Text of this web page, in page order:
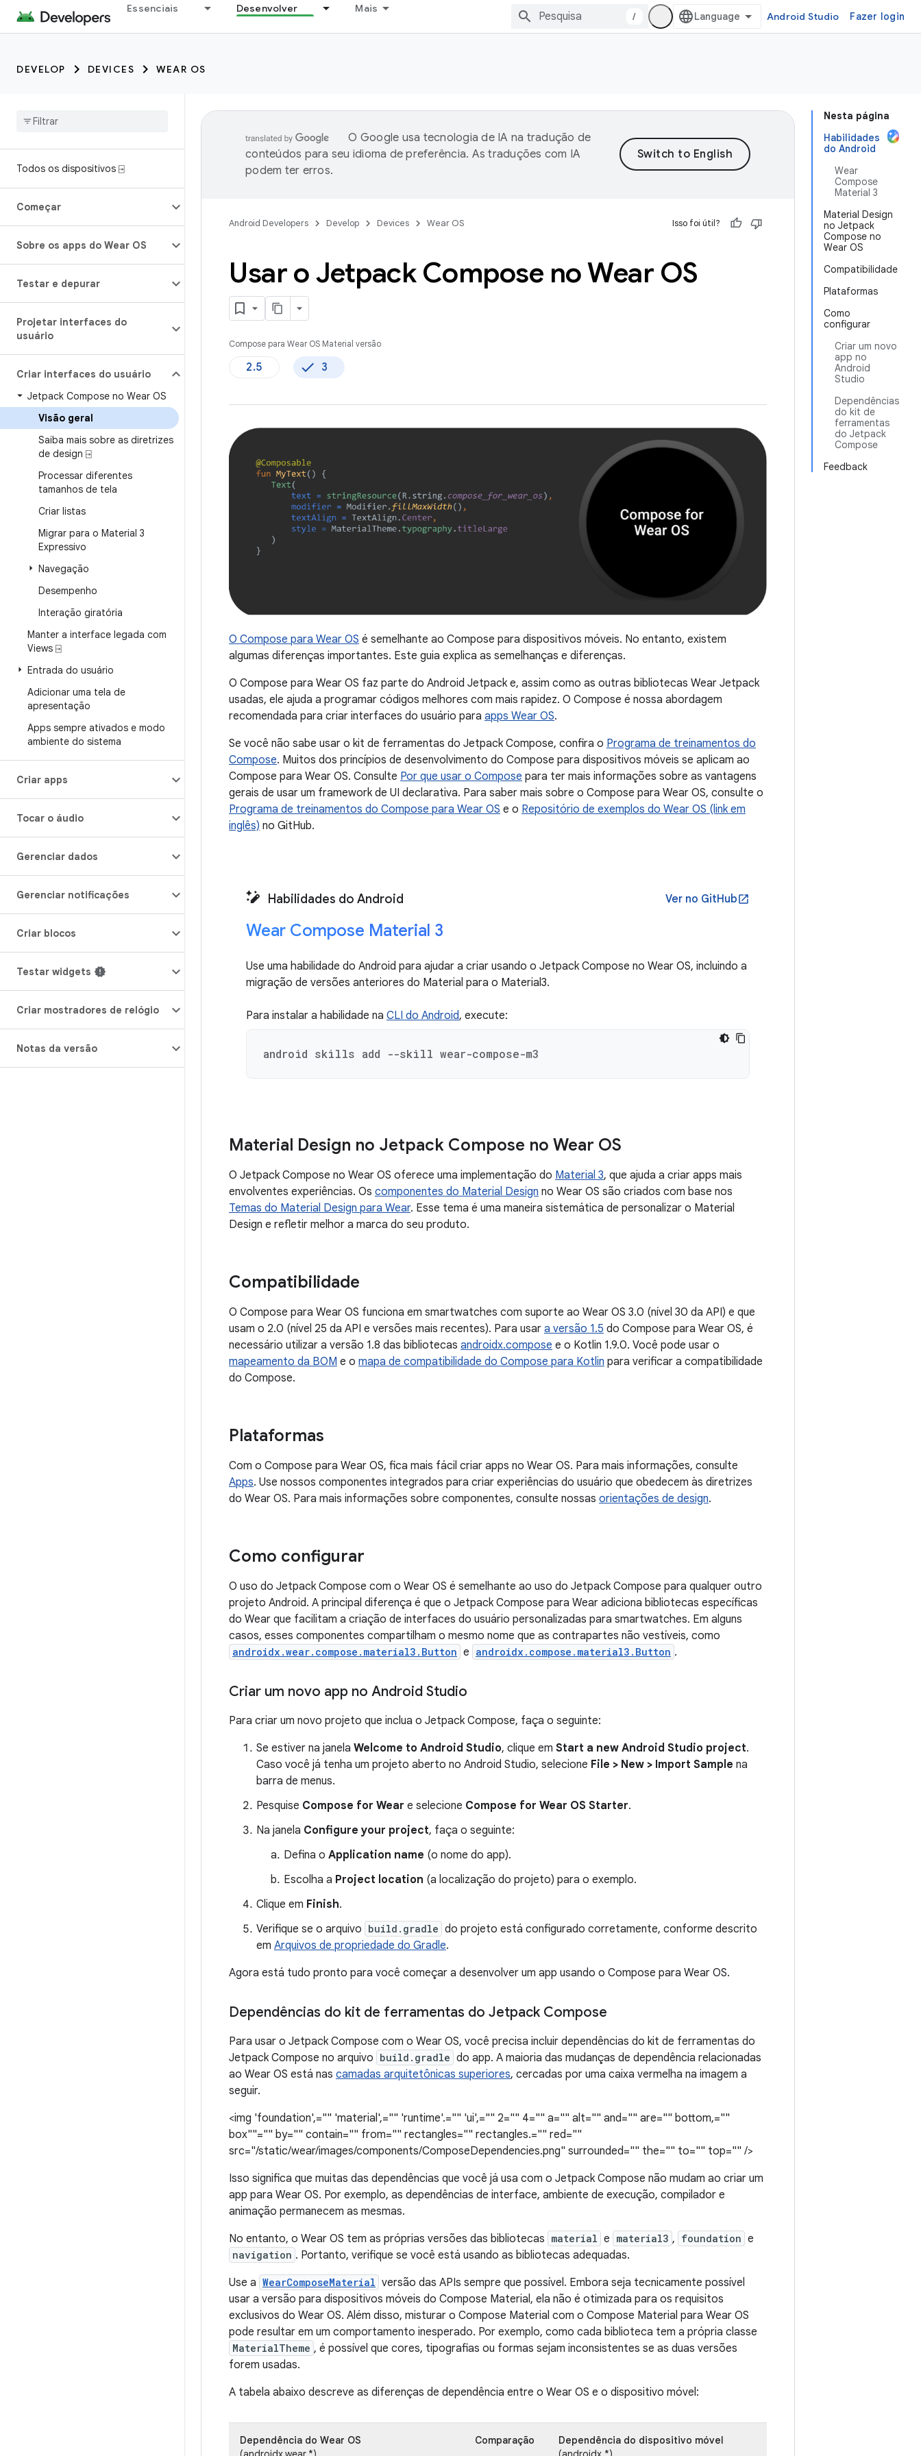
Essenciais Desenvolver Mais
/ Android Studio Fazer login
DEVELOP DEVICES WEAR OS
Todos os dispositivos ⍈
Começar
Sobre os apps do Wear OS
Testar e depurar
Projetar interfaces do
usuário
Criar interfaces do usuário
Jetpack Compose no Wear OS
Visão geral
Saiba mais sobre as diretrizes
de design ⍈
Processar diferentes
tamanhos de tela
Criar listas
Migrar para o Material 3
Expressivo
Navegação
Desempenho
Interação giratória
Manter a interface legada com
Views ⍈
Entrada do usuário
Adicionar uma tela de
apresentação
Apps sempre ativados e modo
ambiente do sistema
Criar apps
Tocar o áudio
Gerenciar dados
Gerenciar notificações
Criar blocos
Testar widgets
Criar mostradores de relógio
Notas da versão
Nesta página
Habilidades
do Android
Wear
Compose
Material 3
Material Design
no Jetpack
Compose no
Wear OS
Compatibilidade
Plataformas
Como
configurar
Criar um novo
app no
Android
Studio
Dependências
do kit de
ferramentas
do Jetpack
Compose
Feedback
O Google usa tecnologia de IA na tradução de
conteúdos para seu idioma de preferência. As traduções com IA
podem ter erros.
Android Developers Develop Devices Wear OS Isso foi útil?
Usar o Jetpack Compose no Wear OS
Compose para Wear OS Material versão
2.5 3
O Compose para Wear OS é semelhante ao Compose para dispositivos móveis. No entanto, existem
algumas diferenças importantes. Este guia explica as semelhanças e diferenças.
O Compose para Wear OS faz parte do Android Jetpack e, assim como as outras bibliotecas Wear Jetpack
usadas, ele ajuda a programar códigos melhores com mais rapidez. O Compose é nossa abordagem
recomendada para criar interfaces do usuário para apps Wear OS.
Se você não sabe usar o kit de ferramentas do Jetpack Compose, confira o Programa de treinamentos do
Compose. Muitos dos princípios de desenvolvimento do Compose para dispositivos móveis se aplicam ao
Compose para Wear OS. Consulte Por que usar o Compose para ter mais informações sobre as vantagens
gerais de usar um framework de UI declarativa. Para saber mais sobre o Compose para Wear OS, consulte o
Programa de treinamentos do Compose para Wear OS e o Repositório de exemplos do Wear OS (link em
inglês) no GitHub.
Habilidades do Android Ver no GitHubopen_in_new
Wear Compose Material 3
Use uma habilidade do Android para ajudar a criar usando o Jetpack Compose no Wear OS, incluindo a
migração de versões anteriores do Material para o Material3.
Para instalar a habilidade na CLI do Android, execute:
android skills add --skill wear-compose-m3
Material Design no Jetpack Compose no Wear OS
O Jetpack Compose no Wear OS oferece uma implementação do Material 3, que ajuda a criar apps mais
envolventes experiências. Os componentes do Material Design no Wear OS são criados com base nos
Temas do Material Design para Wear. Esse tema é uma maneira sistemática de personalizar o Material
Design e refletir melhor a marca do seu produto.
Compatibilidade
O Compose para Wear OS funciona em smartwatches com suporte ao Wear OS 3.0 (nível 30 da API) e que
usam o 2.0 (nível 25 da API e versões mais recentes). Para usar a versão 1.5 do Compose para Wear OS, é
necessário utilizar a versão 1.8 das bibliotecas androidx.compose e o Kotlin 1.9.0. Você pode usar o
mapeamento da BOM e o mapa de compatibilidade do Compose para Kotlin para verificar a compatibilidade
do Compose.
Plataformas
Com o Compose para Wear OS, fica mais fácil criar apps no Wear OS. Para mais informações, consulte
Apps. Use nossos componentes integrados para criar experiências do usuário que obedecem às diretrizes
do Wear OS. Para mais informações sobre componentes, consulte nossas orientações de design.
Como configurar
O uso do Jetpack Compose com o Wear OS é semelhante ao uso do Jetpack Compose para qualquer outro
projeto Android. A principal diferença é que o Jetpack Compose para Wear adiciona bibliotecas específicas
do Wear que facilitam a criação de interfaces do usuário personalizadas para smartwatches. Em alguns
casos, esses componentes compartilham o mesmo nome que as contrapartes não vestíveis, como
androidx.wear.compose.material3.Button e androidx.compose.material3.Button .
Criar um novo app no Android Studio
Para criar um novo projeto que inclua o Jetpack Compose, faça o seguinte:
Se estiver na janela Welcome to Android Studio, clique em Start a new Android Studio project.
Caso você já tenha um projeto aberto no Android Studio, selecione File > New > Import Sample na
barra de menus.
Pesquise Compose for Wear e selecione Compose for Wear OS Starter.
Na janela Configure your project, faça o seguinte:
Defina o Application name (o nome do app).
Escolha a Project location (a localização do projeto) para o exemplo.
Clique em Finish.
Verifique se o arquivo build.gradle do projeto está configurado corretamente, conforme descrito
em Arquivos de propriedade do Gradle.
Agora está tudo pronto para você começar a desenvolver um app usando o Compose para Wear OS.
Dependências do kit de ferramentas do Jetpack Compose
Para usar o Jetpack Compose com o Wear OS, você precisa incluir dependências do kit de ferramentas do
Jetpack Compose no arquivo build.gradle do app. A maioria das mudanças de dependência relacionadas
ao Wear OS está nas camadas arquitetônicas superiores, cercadas por uma caixa vermelha na imagem a
seguir.
<img 'foundation',="" 'material',="" 'runtime'.="" 'ui',="" 2="" 4="" a="" alt="" and="" are="" bottom,=""
box""="" by="" contain="" from="" rectangles="" rectangles.="" red=""
src="/static/wear/images/components/ComposeDependencies.png" surrounded="" the="" to="" top="" />
Isso significa que muitas das dependências que você já usa com o Jetpack Compose não mudam ao criar um
app para Wear OS. Por exemplo, as dependências de interface, ambiente de execução, compilador e
animação permanecem as mesmas.
No entanto, o Wear OS tem as próprias versões das bibliotecas material e material3 , foundation e
navigation . Portanto, verifique se você está usando as bibliotecas adequadas.
Use a WearComposeMaterial versão das APIs sempre que possível. Embora seja tecnicamente possível
usar a versão para dispositivos móveis do Compose Material, ela não é otimizada para os requisitos
exclusivos do Wear OS. Além disso, misturar o Compose Material com o Compose Material para Wear OS
pode resultar em um comportamento inesperado. Por exemplo, como cada biblioteca tem a própria classe
MaterialTheme , é possível que cores, tipografias ou formas sejam inconsistentes se as duas versões
forem usadas.
A tabela abaixo descreve as diferenças de dependência entre o Wear OS e o dispositivo móvel:
Dependência do Wear OS
Comparação
Dependência do dispositivo móvel